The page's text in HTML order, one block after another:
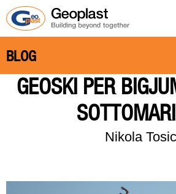
BLOG
GEOSKI PER
Nikola Tosic